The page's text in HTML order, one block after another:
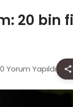
20 bin
0 Yorum Yapıldı